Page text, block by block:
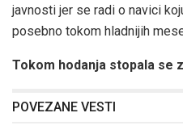
javnosti jer se radi o navici
posebno tokom hladnijih
Tokom hodanja stopala se
POVEZANE VESTI